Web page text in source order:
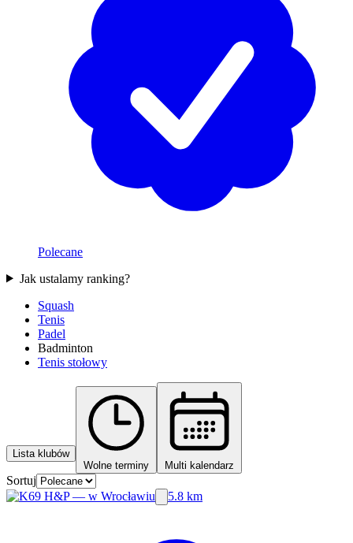
Polecane
Jak ustalamy ranking?
Squash
Tenis
Padel
Badminton
Tenis stołowy
Lista klubów
Wolne terminy
Multi kalendarz
Sortuj
5.8 km